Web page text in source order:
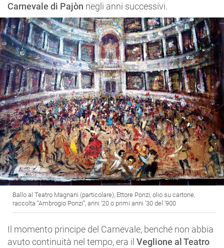
Carnevale di Pajòn negli anni successivi.
Ballo al Teatro Magnani (particolare), Ettore Ponzi, olio su cartone,
raccolta “Ambrogio Ponzi”, anni ’20 o primi anni ’30 del ‘900
Il momento principe del Carnevale, benché non abbia
avuto continuità nel tempo, era il Veglione al Teatro